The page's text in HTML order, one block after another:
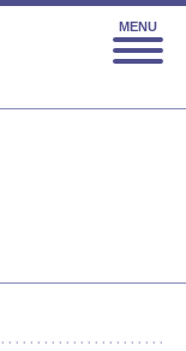
MENU